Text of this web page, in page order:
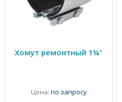
Хомут ремонтный 1¼"
Цена: по запросу